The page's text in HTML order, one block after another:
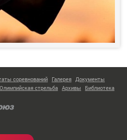
соревнований Галерея Документы
Олимпийская стрельба Архивы Библиотека